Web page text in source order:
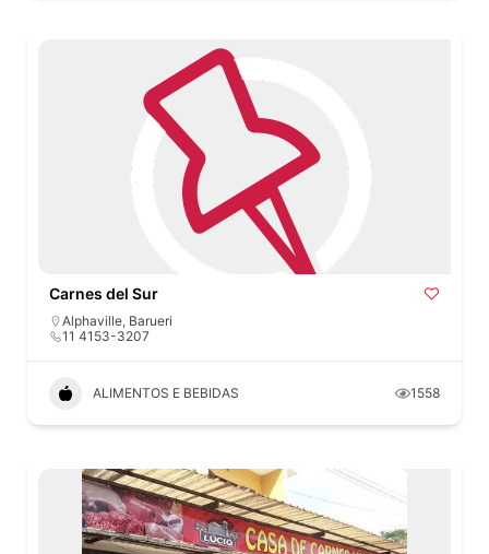
Carnes del Sur
Alphaville, Barueri
11 4153-3207
ALIMENTOS E BEBIDAS 1558